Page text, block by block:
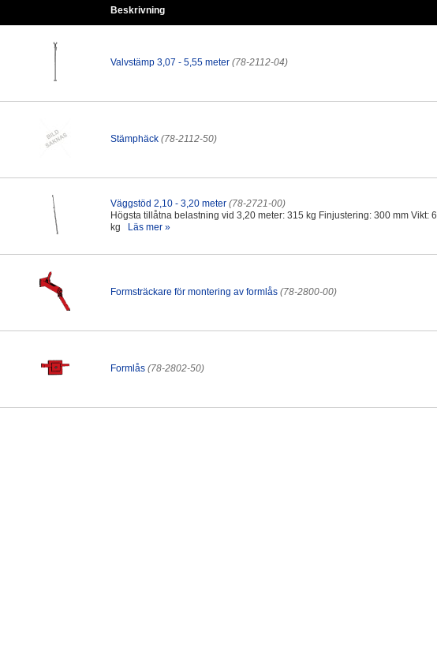
Beskrivning
Valvstämp 3,07 - 5,55 meter (78-2112-04)
Stämphäck (78-2112-50)
Väggstöd 2,10 - 3,20 meter (78-2721-00)
Högsta tillåtna belastning vid 3,20 meter: 315 kg Finjustering: 300 mm Vikt: 6
kg
Läs mer »
Formsträckare för montering av formlås (78-2800-00)
Formlås (78-2802-50)